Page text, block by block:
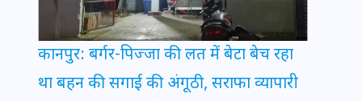
कानपुर: बर्गर-पिज्जा की लत में बेटा बेच रहा
था बहन की सगाई की अंगूठी, सराफा व्यापारी